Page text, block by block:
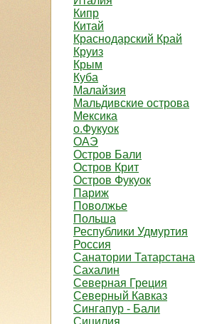
Кипр
Китай
Краснодарский Край
Круиз
Крым
Куба
Малайзия
Мальдивские острова
Мексика
о.Фукуок
ОАЭ
Остров Бали
Остров Крит
Остров Фукуок
Париж
Поволжье
Польша
Республики Удмуртия
Россия
Санатории Татарстана
Сахалин
Северная Греция
Северный Кавказ
Сингапур - Бали
Сицилия